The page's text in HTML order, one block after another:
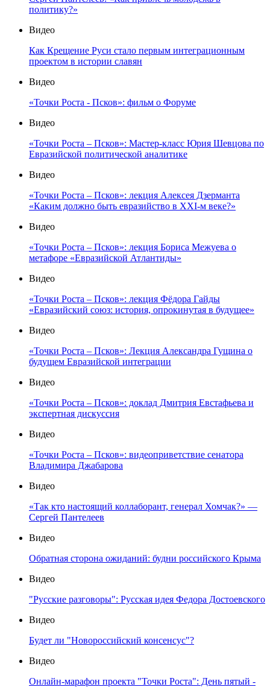
политику?»
Видео
Как Крещение Руси стало первым интеграционным
проектом в истории славян
Видео
«Точки Роста - Псков»: фильм о Форуме
Видео
«Точки Роста – Псков»: Мастер-класс Юрия Шевцова по
Евразийской политической аналитике
Видео
«Точки Роста – Псков»: лекция Алексея Дзерманта
«Каким должно быть евразийство в XXI-м веке?»
Видео
«Точки Роста – Псков»: лекция Бориса Межуева о
метафоре «Евразийской Атлантиды»
Видео
«Точки Роста – Псков»: лекция Фёдора Гайды
«Евразийский союз: история, опрокинутая в будущее»
Видео
«Точки Роста – Псков»: Лекция Александра Гущина о
будущем Евразийской интеграции
Видео
«Точки Роста – Псков»: доклад Дмитрия Евстафьева и
экспертная дискуссия
Видео
«Точки Роста – Псков»: видеоприветствие сенатора
Владимира Джабарова
Видео
«Так кто настоящий коллаборант, генерал Хомчак?» —
Сергей Пантелеев
Видео
Обратная сторона ожиданий: будни российского Крыма
Видео
"Русские разговоры": Русская идея Федора Достоевского
Видео
Будет ли "Новороссийский консенсус"?
Видео
Онлайн-марафон проекта "Точки Роста": День пятый -